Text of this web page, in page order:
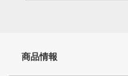
商品情報